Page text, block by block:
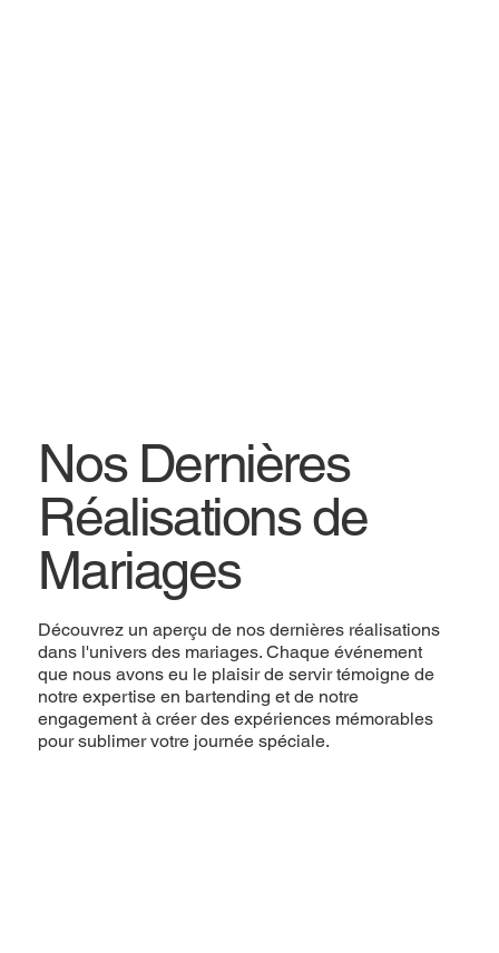
Nos Dernières
Réalisations de
Mariages
Découvrez un aperçu de nos dernières réalisations
dans l'univers des mariages. Chaque événement
que nous avons eu le plaisir de servir témoigne de
notre expertise en bartending et de notre
engagement à créer des expériences mémorables
pour sublimer votre journée spéciale.